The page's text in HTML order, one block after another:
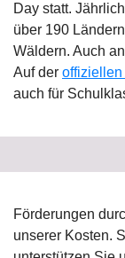
Day statt.
über 190
Wäldern. Auch
Auf der
auch für
Förderungen
unserer Kosten.